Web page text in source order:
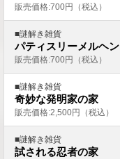
販売価格:700円（税込）
■謎解き雑貨
パティスリーメルヘン
販売価格:700円（税込）
■謎解き雑貨
奇妙な発明家の家
販売価格:2,500円（税込）
■謎解き雑貨
試される忍者の家